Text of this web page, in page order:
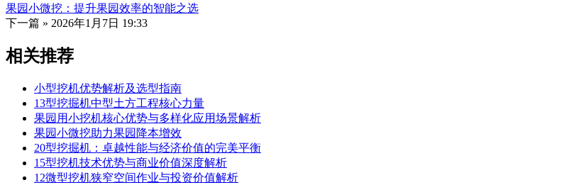
果园小微挖：提升果园效率的智能之选
下一篇 » 2026年1月7日 19:33
相关推荐
小型挖机优势解析及选型指南
13型挖掘机中型土方工程核心力量
果园用小挖机核心优势与多样化应用场景解析
果园小微挖助力果园降本增效
20型挖掘机：卓越性能与经济价值的完美平衡
15型挖机技术优势与商业价值深度解析
12微型挖机狭窄空间作业与投资价值解析